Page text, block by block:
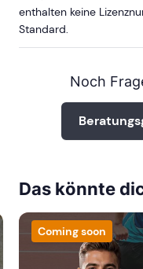
enthalten keine
Standard.
Noch
Das könnte
Coming soon